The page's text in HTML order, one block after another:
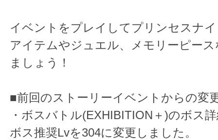
イベントをプレイしてプリンセスナ
アイテムやジュエル、メモリーピー
ましょう！
■前回のストーリーイベントからの変
・ボスバトル(EXHIBITION＋)のボス
ボス推奨Lvを304に変更しました。